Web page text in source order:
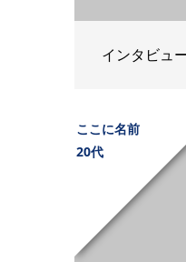
インタビュ
ここに名前
20代